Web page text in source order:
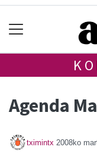
Agenda
tximintx 2008ko